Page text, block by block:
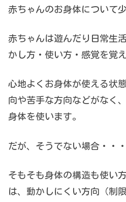
赤ちゃんのお身体について
赤ちゃんは遊んだり日常生
かし方・使い方・感覚を覚え
心地よくお身体が使える状
向や苦手な方向などがなく
身体を使います。
だが、そうでない場合・・・
そもそも身体の構造も使い
は、動かしにくい方向（制